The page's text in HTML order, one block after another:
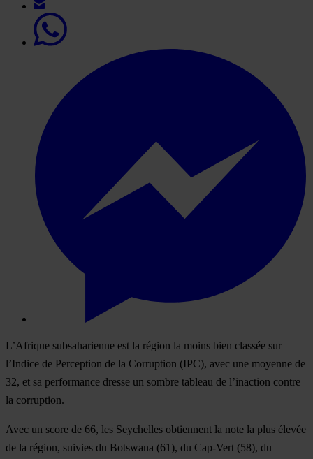
L’Afrique subsaharienne est la région la moins bien classée sur
l’Indice de Perception de la Corruption (IPC), avec une moyenne de
32, et sa performance dresse un sombre tableau de l’inaction contre
la corruption.
Avec un score de 66, les Seychelles obtiennent la note la plus élevée
de la région, suivies du Botswana (61), du Cap-Vert (58), du